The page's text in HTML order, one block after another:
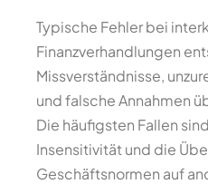
Typische Fehler bei
Finanzverhandlungen
Missverständnisse,
und falsche Annahmen
Die häufigsten Fallen
Insensitivität und die
Geschäftsnormen auf